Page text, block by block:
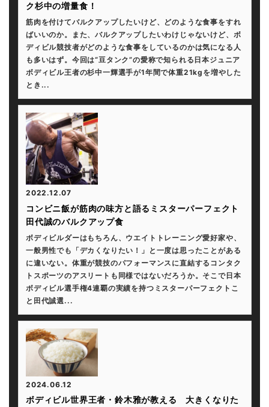
ク杉中の増量食！
筋肉を付けてバルクアップしたいけど、どのような食事をすれ
ばいいのか。また、バルクアップしたいわけじゃないけど、ボ
ディビル競技者がどのような食事をしているのかは気になる人
も多いはず。今回は“豆タンク”の愛称で知られる日本ジュニア
ボディビル王者の杉中一輝選手が1年間で体重21kgを増やした
とき...
2022.12.07
コンビニ飯が筋肉の味方と語るミスターパーフェクト
田代誠のバルクアップ食
ボディビルダーはもちろん、ウエイトトレーニング愛好家や、
一般男性でも「デカくなりたい！」と一度は思ったことがある
に違いない。体重が競技のパフォーマンスに直結するコンタク
トスポーツのアスリートも同様ではないだろうか。そこで日本
ボディビル選手権4連覇の実績を持つミスターパーフェクトこ
と田代誠選...
2024.06.12
ボディビル世界王者・鈴木雅が教える 大きくなりた